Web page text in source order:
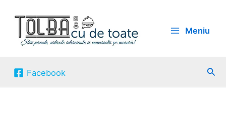
content
Meniu
Facebook